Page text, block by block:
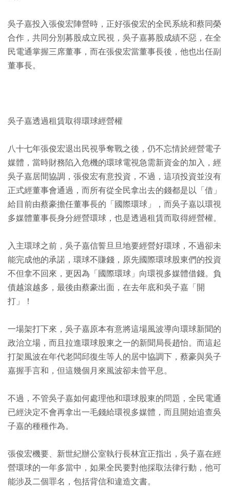
吳子嘉投入張俊宏陣營時，正好張俊宏的全民系統和蔡同榮
合作，共同分別募股成立民視，吳子嘉募股成績不惡，在全
民電通掌握三席董事，而在張俊宏當董事長後，他也出任副
董事長。
吳子嘉透過租賃取得環球經營權
八十七年張俊宏退出民視爭奪戰之後，仍不忘情於經營電子
媒體，當時財務陷入危機的環球電視急需新資金的加入，經
吳子嘉居間協調，張俊宏有意投資，不過，這項投資並沒有
正式經董事會通過，而所有從全民拿出去的錢都是以「借」
給目前由蔡豪擔任董事長的「國際環球」，而吳子嘉以環視
多媒體董事長身分經營環球，也是透過租賃而取得經營權。
入主環球之前，吳子嘉信誓旦旦地要經營好環球，不過卻未
能完成他的承諾，環球不賺錢，原先國際環球股東們的投資
不但拿不回來，更因為「國際環球」向環視多媒體借錢。負
債越滾越多，最後由蔡豪出面，在去年底和吳子嘉「開
打」！
一場架打下來，吳子嘉原本有意將這場風波導向環球新聞的
政治立場，而且拉進環球股東之一的新聞局長趙怡。而這起
打架風波在年代老闆邱復生等人的居中協調下，蔡豪與吳子
嘉握手言和，但這幾個月來風波卻未曾平息。
不過，不管吳子嘉如何處理他和環球股東的問題，全民電通
已經決定不會再拿出一毛錢給環視多媒體，而且開始追查吳
子嘉的種種作為。
張俊宏機要、新世紀辦公室執行長林宜正指出，吳子嘉在經
營環球的一年多當中，如果全民要對他採取法律行動，他可
能涉及二個罪名，包括背信和違造文書。